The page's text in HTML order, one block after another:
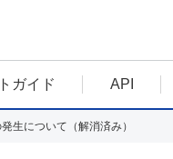
ガイド API
生について（解消済み）